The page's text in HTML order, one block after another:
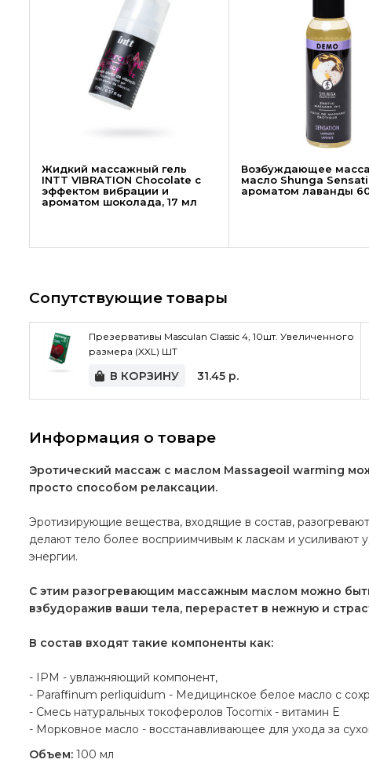
Жидкий массажный гель
INTT VIBRATION Chocolate с
эффектом вибрации и
ароматом шоколада, 17 мл
Возбуждающее
масло Shunga
ароматом лаванды
Сопутствующие товары
Презервативы Masculan Classic 4, 10шт. Увеличенного
размера (XXL) ШТ
В КОРЗИНУ 31.45 р.
Информация о товаре
Эро­ти­че­ский мас­саж с мас­лом Massageoil warming
про­сто спо­со­бом релаксации.
Эротизирующие вещества, входящие в состав,
делают тело более восприимчивым к ласкам и усиливают
энергии.
С этим разогревающим мас­саж­ным мас­лом можно
взбу­до­ражив ваши тела, пере­рас­тет в неж­ную и
В состав входят такие компоненты как:
- IPM - увлажняющий компонент,
- Paraffinum perliquidum - Медицинское белое масло с
- Смесь натуральных токоферолов Tocomix - витамин E
- Морковное масло - восстанавливающее для ухода за
Объем: 100 мл